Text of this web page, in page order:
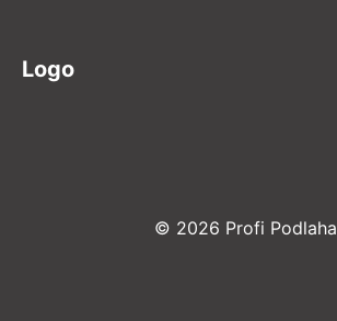
Logo
© 2026 Profi Podlaha